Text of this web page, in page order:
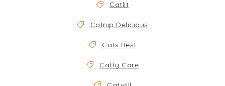
Catlit
Catnip Delicious
Cats Best
Catty Care